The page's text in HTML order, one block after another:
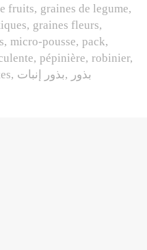
fruits graines de legume
graines fleurs
micro-pousse pack
pépinière robinier
بذور بذور إنبات